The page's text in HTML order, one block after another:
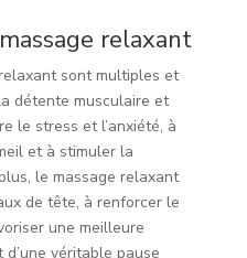
relaxant
sont multiples et
détente musculaire et
le stress et l’anxiété, à
et à stimuler la
le massage relaxant
de tête, à renforcer le
une meilleure
d’une véritable pause